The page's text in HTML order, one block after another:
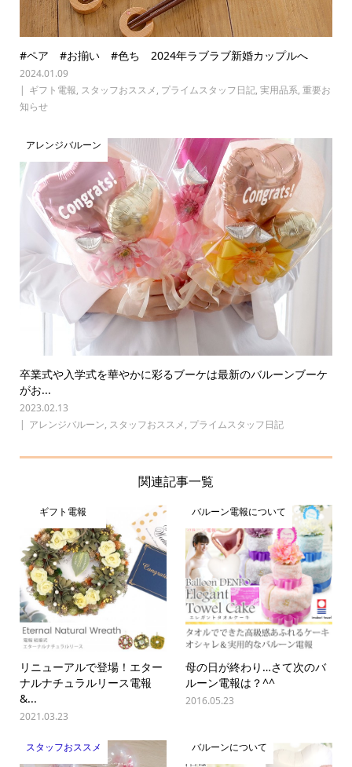
#ペア #お揃い #色ち 2024年ラブラブ新婚カップルへ
2024.01.09
ギフト電報, スタッフおススメ, プライムスタッフ日記, 実用品系, 重要お
知らせ
アレンジバルーン
卒業式や入学式を華やかに彩るブーケは最新のバルーンブーケ
がお...
2023.02.13
アレンジバルーン, スタッフおススメ, プライムスタッフ日記
関連記事一覧
ギフト電報
リニューアルで登場！エター
ナルナチュラルリース電報
&...
2021.03.23
バルーン電報について
母の日が終わり…さて次のバ
ルーン電報は？^^
2016.05.23
スタッフおススメ バルーンについて